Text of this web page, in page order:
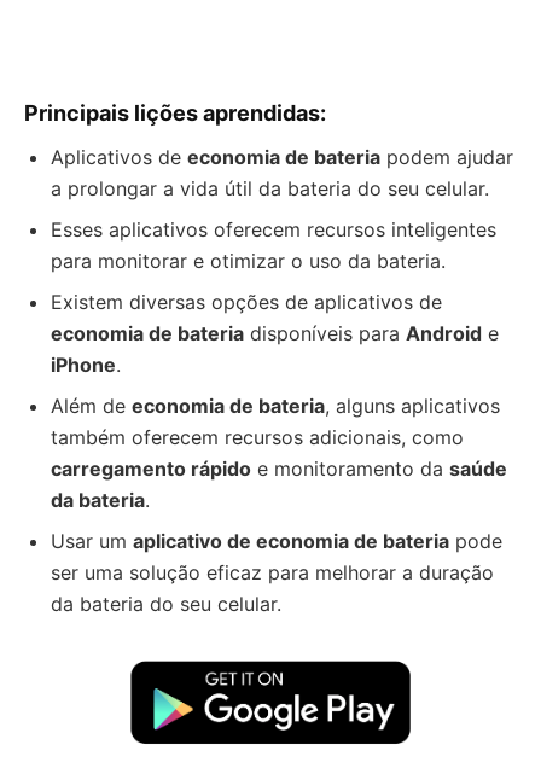
Principais lições aprendidas:
Aplicativos de economia de bateria podem ajudar
a prolongar a vida útil da bateria do seu celular.
Esses aplicativos oferecem recursos inteligentes
para monitorar e otimizar o uso da bateria.
Existem diversas opções de aplicativos de
economia de bateria disponíveis para Android e
iPhone.
Além de economia de bateria, alguns aplicativos
também oferecem recursos adicionais, como
carregamento rápido e monitoramento da saúde
da bateria.
Usar um aplicativo de economia de bateria pode
ser uma solução eficaz para melhorar a duração
da bateria do seu celular.